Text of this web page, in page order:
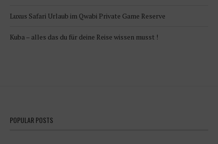
Luxus Safari Urlaub im Qwabi Private Game Reserve
Kuba – alles das du für deine Reise wissen musst !
POPULAR POSTS